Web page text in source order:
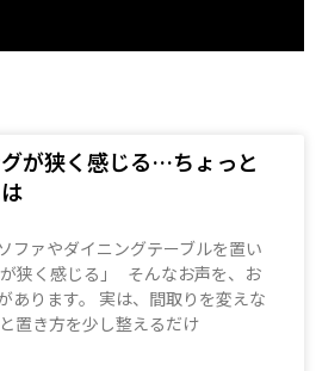
が狭く感じる…ちょっと
ファやダイニングテーブルを置い
狭く感じる」 そんなお声を、お
あります。 実は、間取りを変えな
置き方を少し整えるだけ